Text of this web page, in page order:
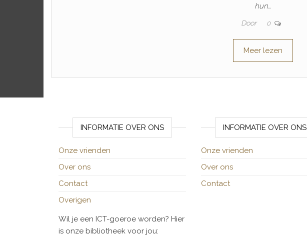
hun…
Door 0
Meer lezen
INFORMATIE OVER ONS
Onze vrienden
Over ons
Contact
Overigen
Wil je een ICT-goeroe worden? Hier
is onze bibliotheek voor jou:
INFORMATIE OVER ONS
Onze vrienden
Over ons
Contact